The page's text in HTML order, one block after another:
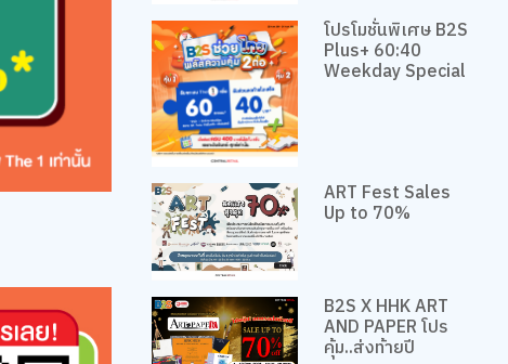
โปรโมชั่นพิเศษ B2S
Plus+ 60:40
Weekday Special
ART Fest Sales
Up to 70%
B2S X HHK ART
AND PAPER โปร
คุ้ม..ส่งท้ายปี